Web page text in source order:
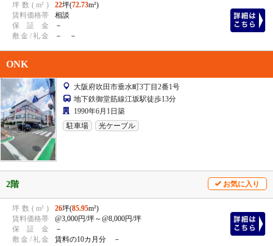
坪 数 ( m² ) 22坪(72.73m²)
賃料価格帯
相談
保
証 金
－
敷 金 /礼金 － －
ONK
大阪府吹田市垂水町3丁目2番1号
地下鉄御堂筋線江坂駅徒歩13分
1990年6月1日築
駐車場
光ケーブル
2階 お気に入り
坪 数 ( m² ) 26坪(85.95m²)
賃料価格帯 @3,000円/坪～@8,000円/坪
保
証 金
－
敷 金 /礼金 賃料の10カ月分 －